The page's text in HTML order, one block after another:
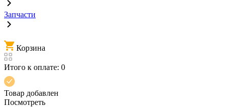
Запчасти
Корзина
Итого к оплате: 0
Товар добавлен
Посмотреть